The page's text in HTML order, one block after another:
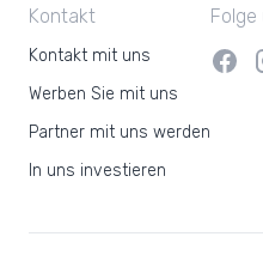
Kontakt
Kontakt mit uns
Werben Sie mit uns
Partner mit uns werden
In uns investieren
Folge